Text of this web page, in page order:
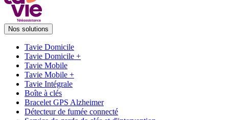
Nos solutions
Tavie Domicile
Tavie Domicile +
Tavie Mobile
Tavie Mobile +
Tavie Intégrale
Boîte à clés
Bracelet GPS Alzheimer
Détecteur de fumée connecté